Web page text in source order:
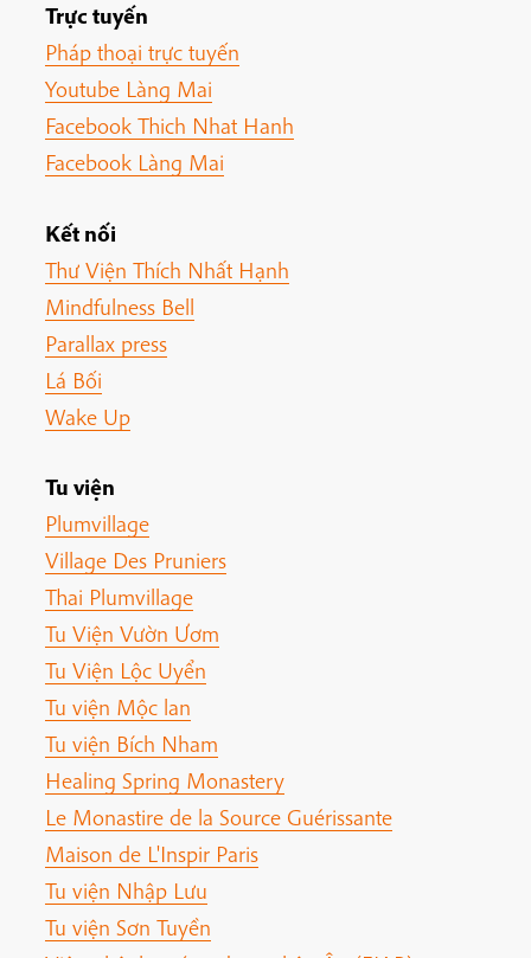
Trực tuyến
Pháp thoại trực tuyến
Youtube Làng Mai
Facebook Thich Nhat Hanh
Facebook Làng Mai
Kết nối
Thư Viện Thích Nhất Hạnh
Mindfulness Bell
Parallax press
Lá Bối
Wake Up
Tu viện
Plumvillage
Village Des Pruniers
Thai Plumvillage
Tu Viện Vườn Ươm
Tu Viện Lộc Uyển
Tu viện Mộc lan
Tu viện Bích Nham
Healing Spring Monastery
Le Monastire de la Source Guérissante
Maison de L'Inspir Paris
Tu viện Nhập Lưu
Tu viện Sơn Tuyền